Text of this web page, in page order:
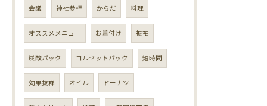
会議 神社参拝 からだ 料理
オススメメニュー お着付け 振袖
炭酸パック コルセットパック 短時間
効果抜群 オイル ドーナツ